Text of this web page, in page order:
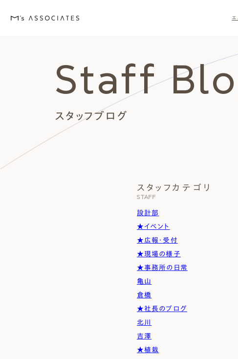
エ
M's house
エムズの家
エムズの家について
M's house
10のお約束ごと、苦手な
こと
Promise
Lineup
ラインナップ
ラインナップ
ナチュレエコ・アドバンス
（コスパ最強モデル）
Natureeco Advance
Hiraya&Nisetai
Hiraya
Love
エムズを愛する人たち
エムズを愛する人たち
施主座談会
Works
施工事例
外観デザインスタイルから探す
シンプルモダン
外装仕様から探す
軒アリ
Event・Blog
イベント・ブログ
イベント
Event・Blog
イベント
ブログ
家づくりコラム
About
エムズのこと
エムズのこと
About
会社案内
スタッフブログ
Staff
スタッフカテゴリ
STAFF
設計部
★イベント
★広報・受付
★現場の様子
★事務所の日常
亀山
倉橋
★社長のブログ
北川
吉澤
★植栽